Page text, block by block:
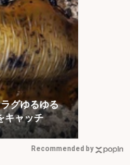
グゆるゆる
キャッチ
Recommended by